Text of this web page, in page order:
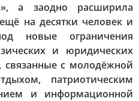
а заодно расширила
на десятки человек и
новые ограничения
и юридических
связанные с молодёжной
патриотическим
и информационной